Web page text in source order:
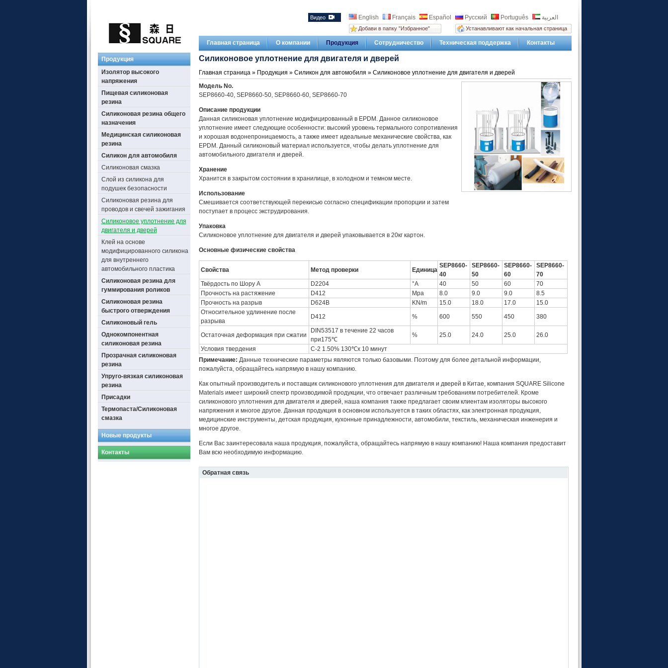
Видео English Français Español Русский Português العربية
Устанавливают как начальная страница
Добави в папку "Избранное"
Главная страница О компании Продукция Сотрудничество Техническая поддержка Контакты
Продукция
Изолятор высокого
напряжения
Пищевая силиконовая
резина
Силиконовая резина общего
назначения
Медицинская силиконовая
резина
Силикон для автомобиля
Силиконовая смазка
Слой из силикона для
подушек безопасности
Силиконовая резина для
проводов и свечей зажигания
Силиконовое уплотнение для
двигателя и дверей
Клей на основе
модифицированного силикона
для внутреннего
автомобильного пластика
Силиконовая резина для
гуммирования роликов
Силиконовая резина
быстрого отверждения
Силиконовый гель
Однокомпонентная
силиконовая резина
Прозрачная силиконовая
резина
Упруго-вязкая силиконовая
резина
Присадки
Термопаста/Силиконовая
смазка
Новые продукты
Контакты
Силиконовое уплотнение для двигателя и дверей
Главная страница» Продукция » Силикон для автомобиля » Силиконовое уплотнение для двигателя и дверей
Модель No.
SEP8660-40, SEP8660-50, SEP8660-60, SEP8660-70
Описание продукции
Данная силиконовая уплотнение модифицированный в EPDM. Данное силиконовое
уплотнение имеет следующие особенности: высокий уровень термального сопротивления
и хорошая водонепроницаемость, а также имеет идеальные механические свойства, как
EPDM. Данный силиконовый материал используется, чтобы делать уплотнение для
автомобильного двигателя и дверей.
Хранение
Хранится в закрытом состоянии в хранилище, в холодном и темном месте.
Использование
Смешивается соответствующей перекисью согласно спецификации пропорции и затем
поступает в процесс экструдирования.
Упаковка
Силиконовое уплотнение для двигателя и дверей упаковывается в 20кг картон.
Основные физические свойства
Свойства Метод проверки Единица
SEP8660-
40
SEP8660-
50
SEP8660-
60
SEP8660-
70
Твёрдость по Шору A
D2204 °A 40 50 60
70
Прочность на растяжение
D412 Mpa 8.0 9.0 9.0
8.5
Прочность на разрыв
D624B KN/m 15.0 18.0 17.0
15.0
Относительное удлинение после
разрыва
D412 % 600 550 450 380
Остаточная деформация при сжатии
DIN53517 в течение 22 часов
при175℃
% 25.0 24.0 25.0
26.0
Условия твердения
C-2 1.50% 130℃x 10 минут
Примечание: Данные технические параметры являются только базовыми. Поэтому для более детальной информации,
пожалуйста, обращайтесь напрямую в нашу компанию.
Как опытный производитель и поставщик силиконового уплотнения для двигателя и дверей в Китае, компания SQUARE Silicone
Materials имеет широкий спектр производимой продукции, что отвечает различным требованиям потребителей. Кроме
силиконового уплотнения для двигателя и дверей, наша компания также предлагает своим клиентам изоляторы высокого
напряжения и многое другое. Данная продукция в основном используется в таких областях, как электронная продукция,
медицинские инструменты, детская продукция, кухонные принадлежности, автомобили, текстиль, механическая инженерия и
многое другое.
Если Вас заинтересовала наша продукция, пожалуйста, обращайтесь напрямую в нашу компанию! Наша компания предоставит
Вам всю необходимую информацию.
Обратная связь